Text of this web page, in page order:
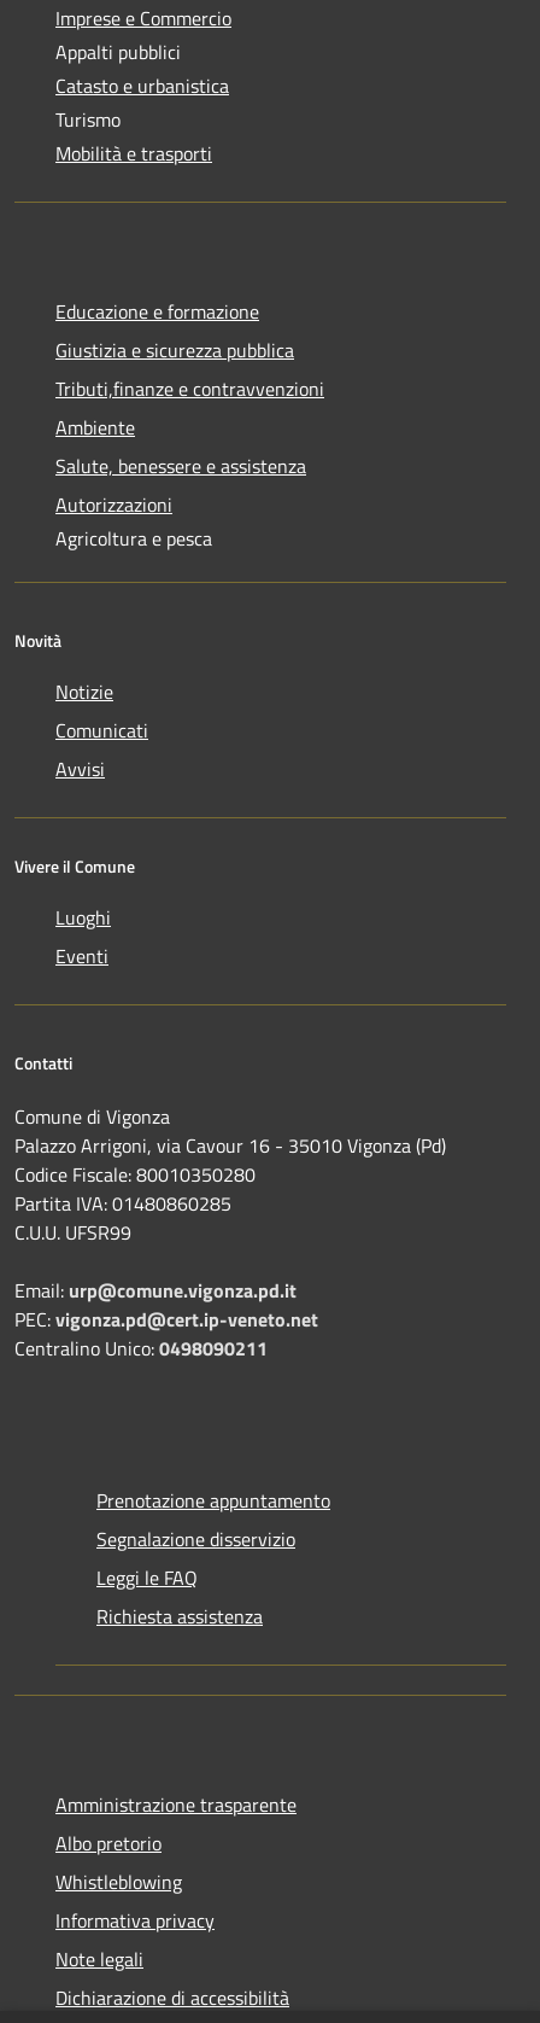
Imprese e Commercio
Appalti pubblici
Catasto e urbanistica
Turismo
Mobilità e trasporti
Educazione e formazione
Giustizia e sicurezza pubblica
Tributi,finanze e contravvenzioni
Ambiente
Salute, benessere e assistenza
Autorizzazioni
Agricoltura e pesca
Novità
Notizie
Comunicati
Avvisi
Vivere il Comune
Luoghi
Eventi
Contatti
Comune di Vigonza
Palazzo Arrigoni, via Cavour 16 - 35010 Vigonza (Pd)
Codice Fiscale: 80010350280
Partita IVA: 01480860285
C.U.U. UFSR99
Email: urp@comune.vigonza.pd.it
PEC:vigonza.pd@cert.ip-veneto.net
Centralino Unico:0498090211
Prenotazione appuntamento
Segnalazione disservizio
Leggi le FAQ
Richiesta assistenza
Amministrazione trasparente
Albo pretorio
Whistleblowing
Informativa privacy
Note legali
Dichiarazione di accessibilità